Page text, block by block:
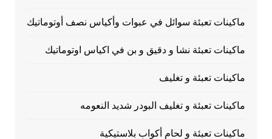
ماكينات تعبئة سوائل في عبوات وأكياس نصف أوتوماتيك
ماكينات تعبئة نشا و دقيق و بن في اكياس اوتوماتيك
ماكينات تعبئة و تغليف
ماكينات تعبئة و تغليف البودر شديد النعومه
ماكينات تعبئة و لحام أكواب بلاستيكية